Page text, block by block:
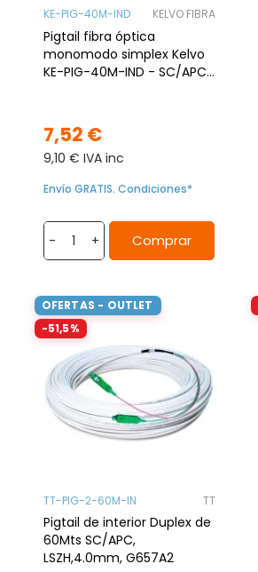
KE-PIG-40M-IND KELVO FIBRA
Pigtail fibra óptica
monomodo simplex Kelvo
KE-PIG-40M-IND - SC/APC,
7,52 €
9,10 € IVA inc
Envío GRATIS. Condiciones*
- + Comprar
OFERTAS - OUTLET
-51,5%
TT-PIG-2-60M-IN TT
Pigtail de interior Duplex de
60Mts SC/APC,
LSZH,4.0mm, G657A2